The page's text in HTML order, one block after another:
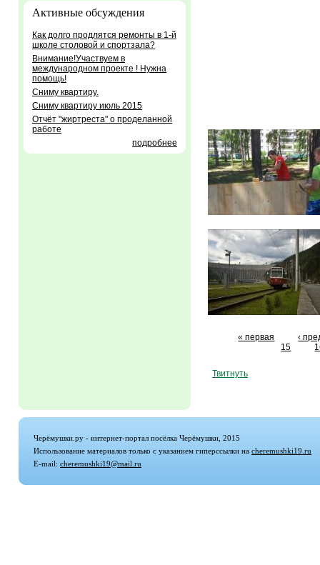
Активные обсуждения
Как долго продлятся ремонты в 1-й
школе столовой и спортзала?
Внимание!Участвуем в
международном проекте ! Нужна
помощь!
Сниму квартиру.
Сниму квартиру июль 2015
Отчёт "жиртреста" о проделанной
работе
подробнее
« первая
‹
15
Твитнуть
Черёмушки.ру - интернет-портал посёлка Черёмушки, 2015
Использование материалов только с указанием гиперссылки на cheremushki19.ru
E-mail: cheremushki19@mail.ru